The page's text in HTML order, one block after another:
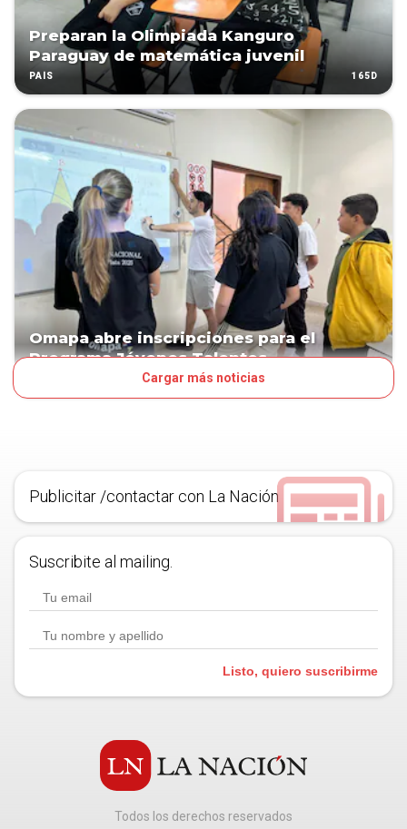
Preparan la Olimpiada Kanguro
Paraguay de matemática juvenil
PAÍS 165D
Omapa abre inscripciones para el
Programa Jóvenes Talentos
Cargar más noticias
Publicitar /contactar con La Nación
Suscribite al mailing.
Listo, quiero suscribirme
Todos los derechos reservados